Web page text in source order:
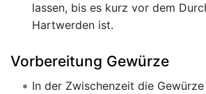
lassen, bis es kurz vor dem
Hartwerden ist.
Vorbereitung Gewürze
In der Zwischenzeit die